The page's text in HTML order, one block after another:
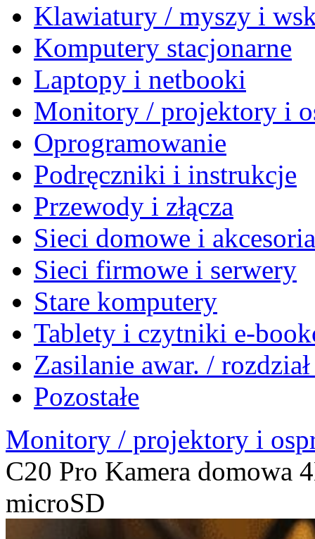
Klawiatury / myszy i
Komputery stacjonarne
Laptopy i netbooki
Monitory / projektory i
Oprogramowanie
Podręczniki i instrukcje
Przewody i złącza
Sieci domowe i akcesoria
Sieci firmowe i serwery
Stare komputery
Tablety i czytniki e-
Zasilanie awar. /
Pozostałe
Monitory / projektory i
C20 Pro Kamera domowa
microSD